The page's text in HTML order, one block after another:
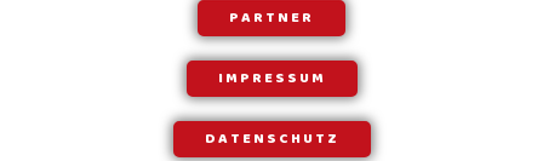
PARTNER
IMPRESSUM
DATENSCHUTZ